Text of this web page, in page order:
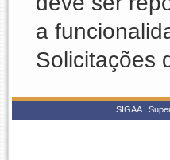
a
Solicitações
SIGAA |